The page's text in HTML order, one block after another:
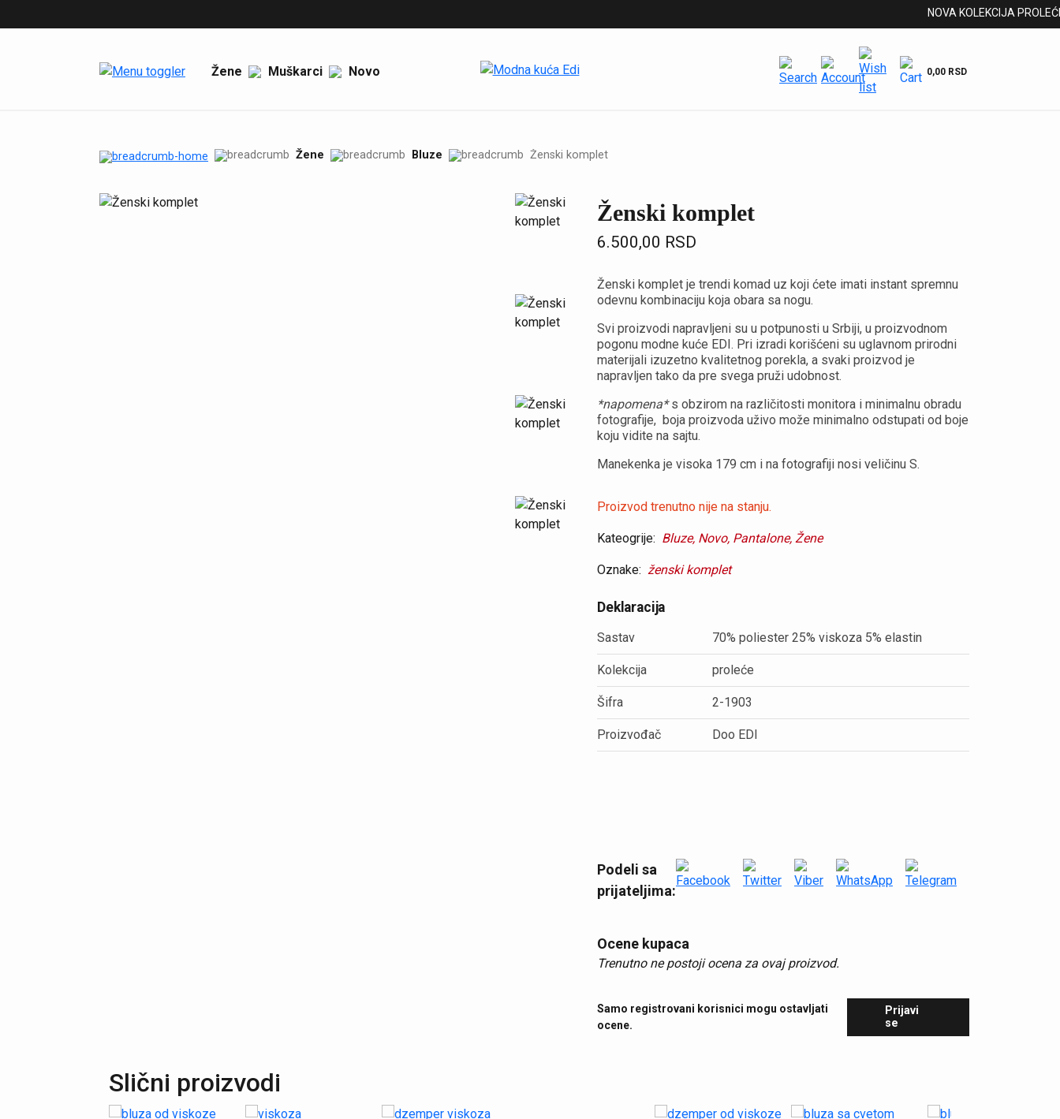
NOVA KOLEKCIJA PROLEĆE/
Uslovi kupovine
Politika privatnosti
Žene Muškarci Novo 0,00 RSD
Žene Bluze Ženski komplet
Ženski komplet
6.500,00 RSD
Ženski komplet je trendi komad uz koji ćete imati instant spremnu
odevnu kombinaciju koja obara sa nogu.
Svi proizvodi napravljeni su u potpunosti u Srbiji, u proizvodnom
pogonu modne kuće EDI. Pri izradi korišćeni su uglavnom prirodni
materijali izuzetno kvalitetnog porekla, a svaki proizvod je
napravljen tako da pre svega pruži udobnost.
*napomena*s obzirom na različitosti monitora i minimalnu obradu
fotografije, boja proizvoda uživo može minimalno odstupati od boje
koju vidite na sajtu.
Manekenka je visoka 179 cm i na fotografiji nosi veličinu S.
Proizvod trenutno nije na stanju.
Kateogrije: Bluze, Novo, Pantalone, Žene
Oznake: ženski komplet
Deklaracija
Sastav 70% poliester 25% viskoza 5% elastin
Kolekcija proleće
Šifra 2-1903
Proizvođač Doo EDI
Podeli sa
prijateljima:
Ocene kupaca
Trenutno ne postoji ocena za ovaj proizvod.
Samo registrovani korisnici mogu ostavljati
ocene.
Prijavi
se
Slični proizvodi